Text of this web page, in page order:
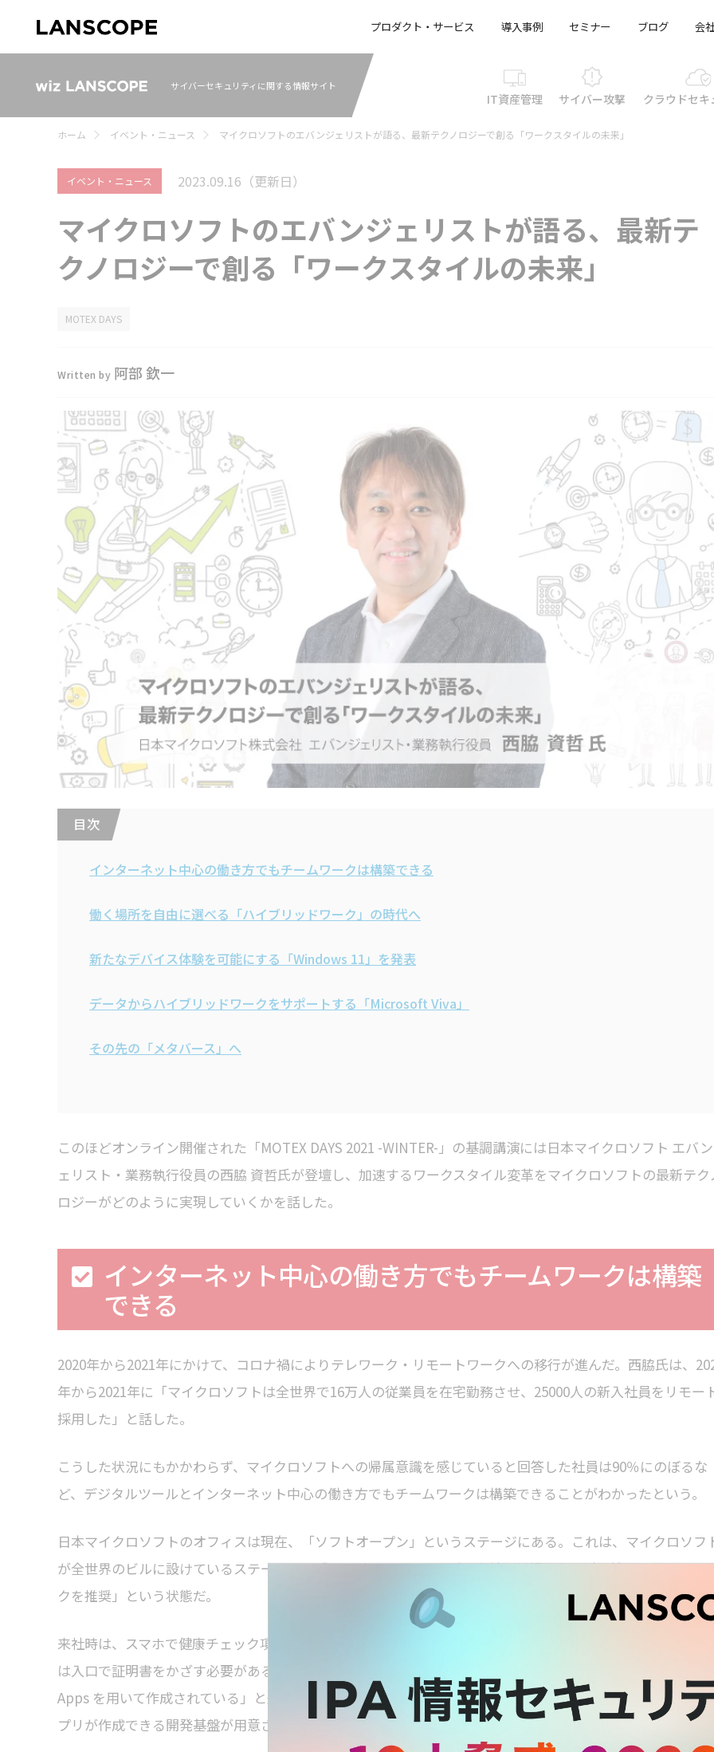
プロダクト・サービス 導入事例 セミナー ブログ 会
サイバーセキュリティに関する情報サイト
IT資産管理 サイバー攻撃 クラウドセキ
ホーム イベント・ニュース マイクロソフトのエバンジェリストが語る、最新テクノロジーで創る「ワークスタイルの未来」
イベント・ニュース 2023.09.16 （更新日）
マイクロソフトのエバンジェリストが語る、最新テ
クノロジーで創る「ワークスタイルの未来」
MOTEX DAYS
Written by 阿部 欽一
目 次
インターネット中心の働き方でもチームワークは構築できる
働く場所を自由に選べる「ハイブリッドワーク」の時代へ
新たなデバイス体験を可能にする「Windows 11」を発表
データからハイブリッドワークをサポートする「Microsoft Viva」
その先の「メタバース」へ
このほどオンライン開催された「MOTEX DAYS 2021 -WINTER-」の基調講演には日本マイクロソフト エバ
ェリスト・業務執行役員の西脇 資哲氏が登壇し、加速するワークスタイル変革をマイクロソフトの最新テク
ロジーがどのように実現していくかを話した。
インターネット中心の働き方でもチームワークは構築
できる
2020年から2021年にかけて、コロナ禍によりテレワーク・リモートワークへの移行が進んだ。西脇氏は、
年から2021年に「マイクロソフトは全世界で16万人の従業員を在宅勤務させ、25000人の新入社員をリモー
採用した」と話した。
こうした状況にもかかわらず、マイクロソフトへの帰属意識を感じていると回答した社員は90％にのぼるな
ど、デジタルツールとインターネット中心の働き方でもチームワークは構築できることがわかったという。
日本マイクロソフトのオフィスは現在、「ソフトオープン」というステージにある。これは、マイクロソフ
が全世界のビルに設けているステージで、「オープンはしているが、出社は前提でなく引き続きリモートワ
クを推奨」という状態だ。
来社時は、スマホで健康チェック項目に回答することで24時間有効の証明書が発行され「オフィスに入ると
は入口で証明書をかざす必要がある」と西脇氏は説明する。西脇氏は「こうしたアプリは、 Microsoft
Apps を用いて作成されている」と述べ、健康チェックを仕組みでカバーすることも「ローコードで簡単にア
プリが作成できる開発基盤が用意されている」と話した。